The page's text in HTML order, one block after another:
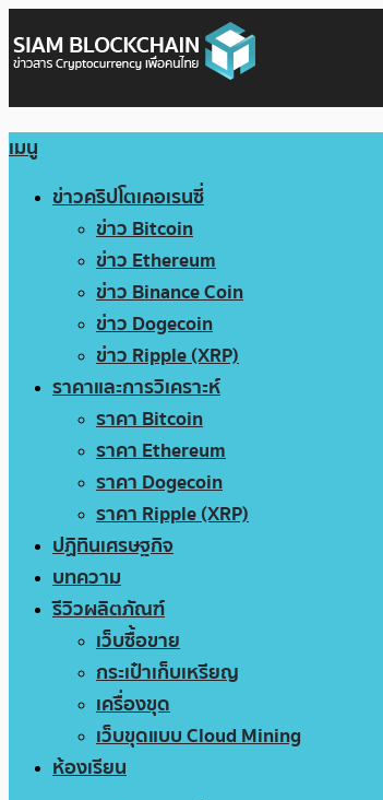
เมนู
ข่าวคริปโตเคอเรนซี่
ข่าว Bitcoin
ข่าว Ethereum
ข่าว Binance Coin
ข่าว Dogecoin
ข่าว Ripple (XRP)
ราคาและการวิเคราะห์
ราคา Bitcoin
ราคา Ethereum
ราคา Dogecoin
ราคา Ripple (XRP)
ปฏิทินเศรษฐกิจ
บทความ
รีวิวผลิตภัณฑ์
เว็บซื้อขาย
กระเป๋าเก็บเหรียญ
เครื่องขุด
เว็บขุดแบบ Cloud Mining
ห้องเรียน